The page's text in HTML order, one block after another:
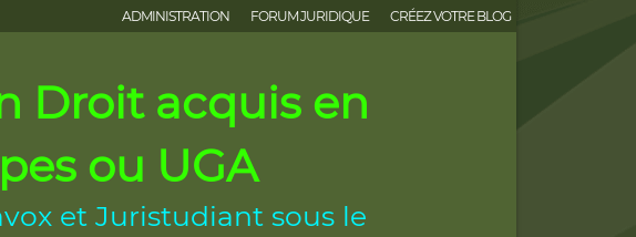
ADMINISTRATION FORUM JURIDIQUE CRÉEZ VOTRE BLOG
Droit acquis en
ou UGA
et Juristudiant sous le